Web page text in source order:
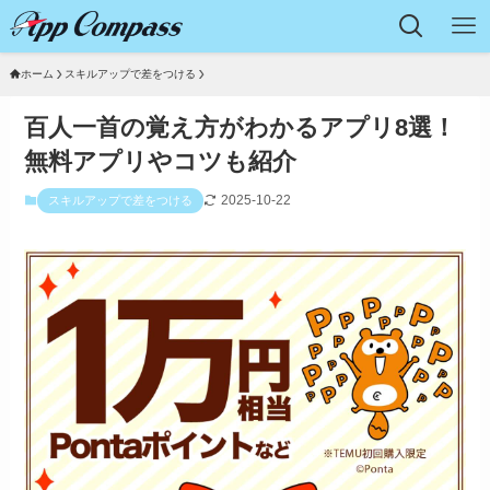
ホーム スキルアップで差をつける
百人一首の覚え方がわかるアプリ8選！
無料アプリやコツも紹介
スキルアップで差をつける 2025-10-22